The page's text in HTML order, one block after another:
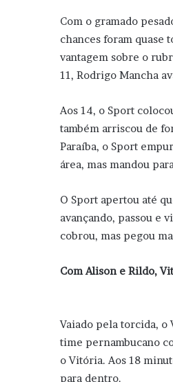
Com o gramado
chances foram quase
vantagem sobre o
11, Rodrigo Mancha
Aos 14, o Sport
também arriscou de
Paraíba, o Sport
área, mas mandou
O Sport apertou até
avançando, passou e
cobrou, mas pegou
Com Alison e Rildo,
Vaiado pela torcida,
time pernambucano
o Vitória. Aos 18
para dentro.